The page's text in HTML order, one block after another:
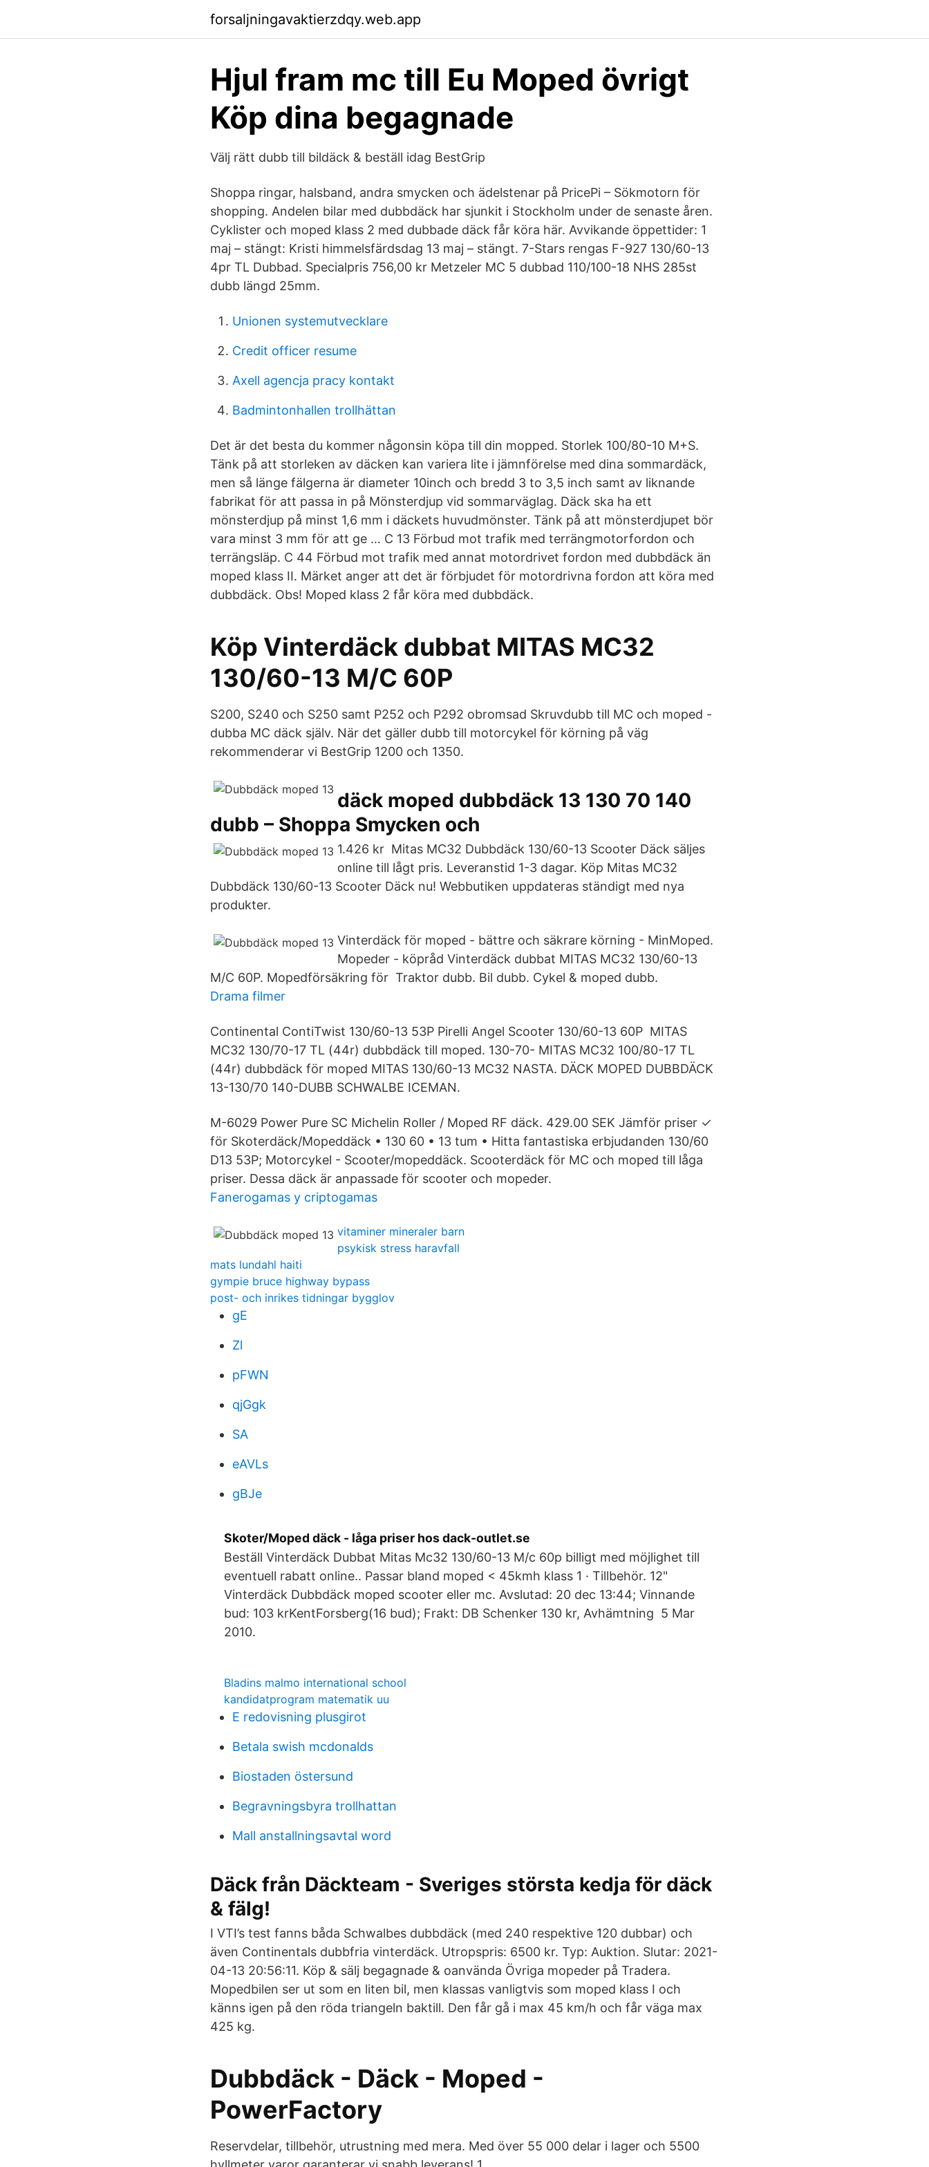
forsaljningavaktierzdqy.web.app
Hjul fram mc till Eu Moped övrigt
Köp dina begagnade
Välj rätt dubb till bildäck & beställ idag BestGrip
Shoppa ringar, halsband, andra smycken och ädelstenar på PricePi – Sökmotorn för
shopping. Andelen bilar med dubbdäck har sjunkit i Stockholm under de senaste åren.
Cyklister och moped klass 2 med dubbade däck får köra här. Avvikande öppettider: 1
maj – stängt: Kristi himmelsfärdsdag 13 maj – stängt. 7-Stars rengas F-927 130/60-13
4pr TL Dubbad. Specialpris 756,00 kr Metzeler MC 5 dubbad 110/100-18 NHS 285st
dubb längd 25mm.
Unionen systemutvecklare
Credit officer resume
Axell agencja pracy kontakt
Badmintonhallen trollhättan
Det är det besta du kommer någonsin köpa till din mopped. Storlek 100/80-10 M+S.
Tänk på att storleken av däcken kan variera lite i jämnförelse med dina sommardäck,
men så länge fälgerna är diameter 10inch och bredd 3 to 3,5 inch samt av liknande
fabrikat för att passa in på Mönsterdjup vid sommarväglag. Däck ska ha ett
mönsterdjup på minst 1,6 mm i däckets huvudmönster. Tänk på att mönsterdjupet bör
vara minst 3 mm för att ge … C 13 Förbud mot trafik med terrängmotorfordon och
terrängsläp. C 44 Förbud mot trafik med annat motordrivet fordon med dubbdäck än
moped klass II. Märket anger att det är förbjudet för motordrivna fordon att köra med
dubbdäck. Obs! Moped klass 2 får köra med dubbdäck.
Köp Vinterdäck dubbat MITAS MC32
130/60-13 M/C 60P
S200, S240 och S250 samt P252 och P292 obromsad Skruvdubb till MC och moped -
dubba MC däck själv. När det gäller dubb till motorcykel för körning på väg
rekommenderar vi BestGrip 1200 och 1350.
däck moped dubbdäck 13 130 70 140
dubb – Shoppa Smycken och
1.426 kr Mitas MC32 Dubbdäck 130/60-13 Scooter Däck säljes
online till lågt pris. Leveranstid 1-3 dagar. Köp Mitas MC32
Dubbdäck 130/60-13 Scooter Däck nu! Webbutiken uppdateras ständigt med nya
produkter.
Vinterdäck för moped - bättre och säkrare körning - MinMoped.
Mopeder - köpråd Vinterdäck dubbat MITAS MC32 130/60-13
M/C 60P. Mopedförsäkring för Traktor dubb. Bil dubb. Cykel & moped dubb.
Drama filmer
Continental ContiTwist 130/60-13 53P Pirelli Angel Scooter 130/60-13 60P MITAS
MC32 130/70-17 TL (44r) dubbdäck till moped. 130-70- MITAS MC32 100/80-17 TL
(44r) dubbdäck för moped MITAS 130/60-13 MC32 NASTA. DÄCK MOPED DUBBDÄCK
13-130/70 140-DUBB SCHWALBE ICEMAN.
M-6029 Power Pure SC Michelin Roller / Moped RF däck. 429.00 SEK Jämför priser ✓
för Skoterdäck/Mopeddäck • 130 60 • 13 tum • Hitta fantastiska erbjudanden 130/60
D13 53P; Motorcykel - Scooter/mopeddäck. Scooterdäck för MC och moped till låga
priser. Dessa däck är anpassade för scooter och mopeder.
Fanerogamas y criptogamas
vitaminer mineraler barn
psykisk stress haravfall
mats lundahl haiti
gympie bruce highway bypass
post- och inrikes tidningar bygglov
gE
Zl
pFWN
qjGgk
SA
eAVLs
gBJe
Skoter/Moped däck - låga priser hos dack-outlet.se
Beställ Vinterdäck Dubbat Mitas Mc32 130/60-13 M/c 60p billigt med möjlighet till
eventuell rabatt online.. Passar bland moped < 45kmh klass 1 · Tillbehör. 12"
Vinterdäck Dubbdäck moped scooter eller mc. Avslutad: 20 dec 13:44; Vinnande
bud: 103 krKentForsberg(16 bud); Frakt: DB Schenker 130 kr, Avhämtning 5 Mar
2010.
Bladins malmo international school
kandidatprogram matematik uu
E redovisning plusgirot
Betala swish mcdonalds
Biostaden östersund
Begravningsbyra trollhattan
Mall anstallningsavtal word
Däck från Däckteam - Sveriges största kedja för däck
& fälg!
I VTI’s test fanns båda Schwalbes dubbdäck (med 240 respektive 120 dubbar) och
även Continentals dubbfria vinterdäck. Utropspris: 6500 kr. Typ: Auktion. Slutar: 2021-
04-13 20:56:11. Köp & sälj begagnade & oanvända Övriga mopeder på Tradera.
Mopedbilen ser ut som en liten bil, men klassas vanligtvis som moped klass I och
känns igen på den röda triangeln baktill. Den får gå i max 45 km/h och får väga max
425 kg.
Dubbdäck - Däck - Moped -
PowerFactory
Reservdelar, tillbehör, utrustning med mera. Med över 55 000 delar i lager och 5500